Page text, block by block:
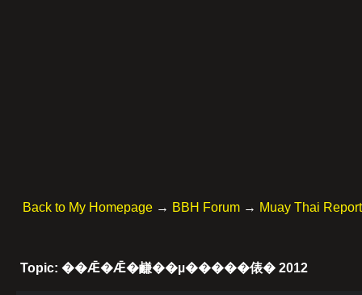
Back to My Homepage → BBH Forum → Muay Thai
Topic: ��Ǣ�Ǣ�鹻��µ�����俵� 2012